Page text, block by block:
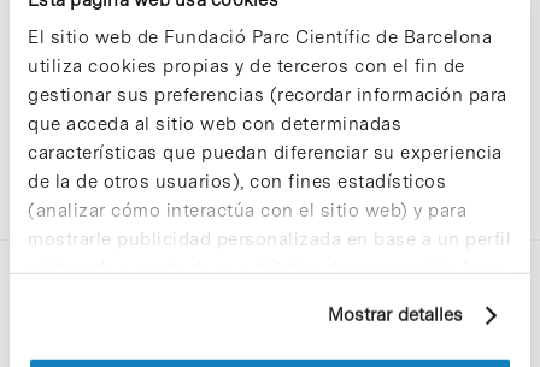
El sitio web de Fundació Parc Científic de Barcelona
utiliza cookies propias y de terceros con el fin de
gestionar sus preferencias (recordar información para
que acceda al sitio web con determinadas
características que puedan diferenciar su experiencia
de la de otros usuarios), con fines estadísticos
(analizar cómo interactúa con el sitio web) y para
mostrarle publicidad personalizada en base a un perfil
elaborado a partir de sus hábitos de navegación (por
información sobre las cookies puede consultar
la Política de cookies del sitio web.
Mostrar detalles